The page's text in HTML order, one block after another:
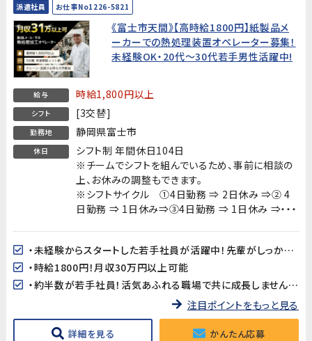
派遣社員 お仕事No1226-5821
《富士市天間》【高時給1800円】紙製品メ
ーカーでの熱処理装置オペレーター募集！
未経験OK・20代～30代若手男性活躍中!
給与 時給1,800円以上
シフト [3交替]
勤務地 静岡県富士市
休日
シフト制 年間休日104日
※チームでシフトを組んでいるため、事前に相談の
上、お休みの調整もできます。
※シフトサイクル ①4日勤務 ⇒ 2日休み ⇒② 4
日勤務 ⇒ 1日休み⇒③4日勤務 ⇒ 1日休み ⇒・・・
・未経験からスタートした若手社員が活躍中！先輩がしっかりサポートします。
・時給1800円！月収30万円以上可能
・約半数が若手社員！活気あふれる職場で共に成長しませんか？
注目ポイントをもっと見る
詳細を見る かんたん応募